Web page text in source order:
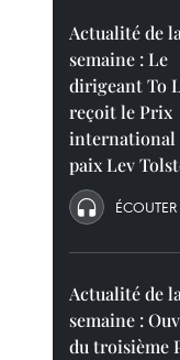
Actualité de la
semaine : Le
dirigeant To
reçoit le Prix
international
paix Lev
ÉCOUTER
Actualité de la
semaine :
du troisième